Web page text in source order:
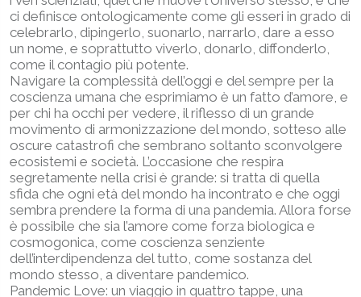
ci definisce ontologicamente come gli esseri in grado di
celebrarlo, dipingerlo, suonarlo, narrarlo, dare a esso
un nome, e soprattutto viverlo, donarlo, diffonderlo,
come il contagio più potente.
Navigare la complessità dell’oggi e del sempre per la
coscienza umana che esprimiamo è un fatto d’amore, e
per chi ha occhi per vedere, il riflesso di un grande
movimento di armonizzazione del mondo, sotteso alle
oscure catastrofi che sembrano soltanto sconvolgere
ecosistemi e società. L’occasione che respira
segretamente nella crisi è grande: si tratta di quella
sfida che ogni età del mondo ha incontrato e che oggi
sembra prendere la forma di una pandemia. Allora forse
è possibile che sia l’amore come forza biologica e
cosmogonica, come coscienza senziente
dell’interdipendenza del tutto, come sostanza del
mondo stesso, a diventare pandemico.
Pandemic Love: un viaggio in quattro tappe, una